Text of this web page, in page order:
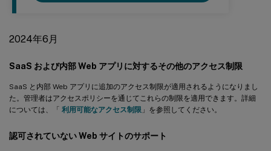
2024年6月
SaaS および内部 Web アプリに対するその他のアクセス制限
SaaS と内部 Web アプリに追加のアクセス制限が適用されるようになりまし
た。管理者はアクセスポリシーを通じてこれらの制限を適用できます。詳細
については、「 利用可能なアクセス制限 」を参照してください。
認可されていない Web サイトのサポート